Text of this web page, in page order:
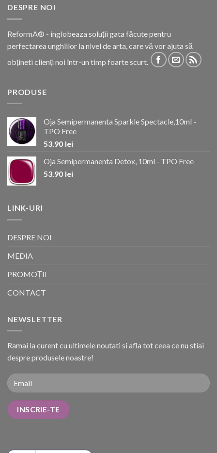
DESPRE NOI
ReformA® - inglobeaza soluții gata făcute pentru
perfectarea unghiilor la nivel de arta, care vă vor ajuta să
obțineti clienți noi într-un timp foarte scurt.
PRODUSE
Oja Semipermanenta Sparkle Spectacle,10ml -
TPO Free
53.90 lei
Oja Semipermanenta Detox, 10ml - TPO Free
53.90 lei
LINK-URI
DESPRE NOI
MEDIA
PROMOȚII
CONTACT
NEWSLETTER
Ramai la curent cu ultimele noutati si afla tot ceea ce nu stiai
despre produsele noastre!